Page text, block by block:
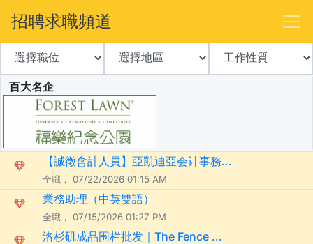
招聘求職頻道
百大名企
【誠徵會計人員】亞凱迪亞会计事務...
全職， 07/22/2026 01:15 AM
業務助理（中英雙語）
全職， 07/15/2026 01:27 PM
洛杉矶成品围栏批发｜The Fence ...